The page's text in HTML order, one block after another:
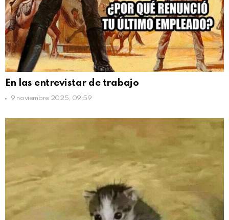
En las entrevistar de trabajo
9 noviembre 2025, 09:59